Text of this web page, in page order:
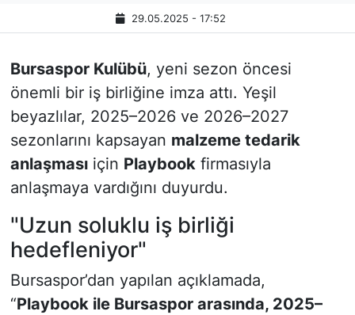
29.05.2025 - 17:52
Bursaspor Kulübü, yeni sezon öncesi
önemli bir iş birliğine imza attı. Yeşil
beyazlılar, 2025–2026 ve 2026–2027
sezonlarını kapsayan malzeme tedarik
anlaşmasıiçin Playbook firmasıyla
anlaşmaya vardığını duyurdu.
"Uzun soluklu iş birliği
hedefleniyor"
Bursaspor’dan yapılan açıklamada,
“Playbook ile Bursaspor arasında, 2025–